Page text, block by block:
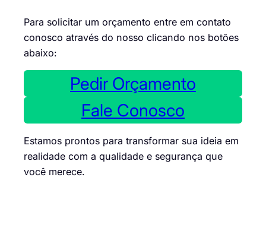
Para solicitar um orçamento entre em contato
conosco através do nosso clicando nos botões
abaixo:
Pedir Orçamento
Fale Conosco
Estamos prontos para transformar sua ideia em
realidade com a qualidade e segurança que
você merece.